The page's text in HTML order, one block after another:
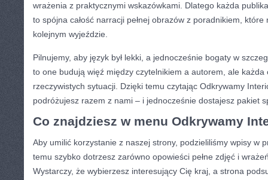
wrażenia z praktycznymi wskazówkami. Dlatego każda
to spójna całość narracji pełnej obrazów z poradnikiem,
kolejnym wyjeździe.
Pilnujemy, aby język był lekki, a jednocześnie bogaty w
to one budują więź między czytelnikiem a autorem, ale
rzeczywistych sytuacji. Dzięki temu czytając Odkrywamy
podróżujesz razem z nami – i jednocześnie dostajesz pakiet
Co znajdziesz w menu Odkrywamy
Aby umilić korzystanie z naszej strony, podzieliliśmy wpisy w
temu szybko dotrzesz zarówno opowieści pełne zdjęć i
Wystarczy, że wybierzesz interesujący Cię kraj, a strona